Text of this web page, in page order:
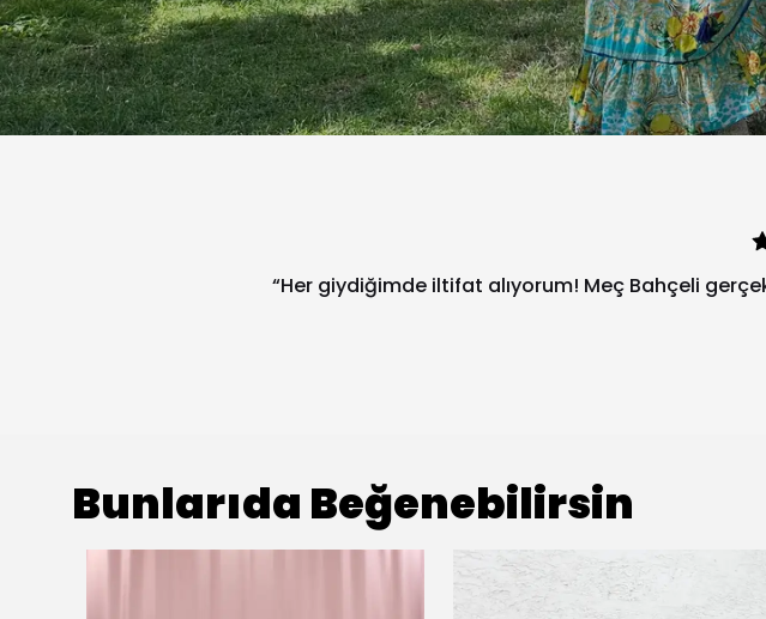
“Her giydiğimde iltifat alıyorum! Meç Bahçeli
Bunlarıda Beğenebilirsin